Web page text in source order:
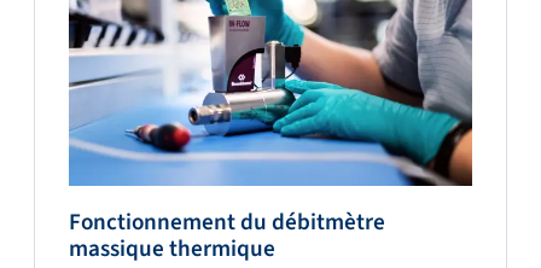
Fonctionnement du débitmètre
massique thermique